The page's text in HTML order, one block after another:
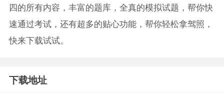
四的所有内容，丰富的题库，全真的模拟试题，帮你快
速通过考试，还有超多的贴心功能，帮你轻松拿驾照，
快来下载试试。
下载地址